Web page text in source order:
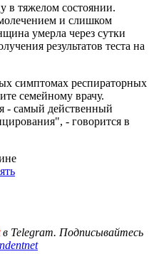
в тяжелом состоянии.
и слишком
умерла через сутки
результатов теста на
симптомах респираторных
семейному врачу.
- самый действенный
- говорится в
в Telegram. Подписывайтесь